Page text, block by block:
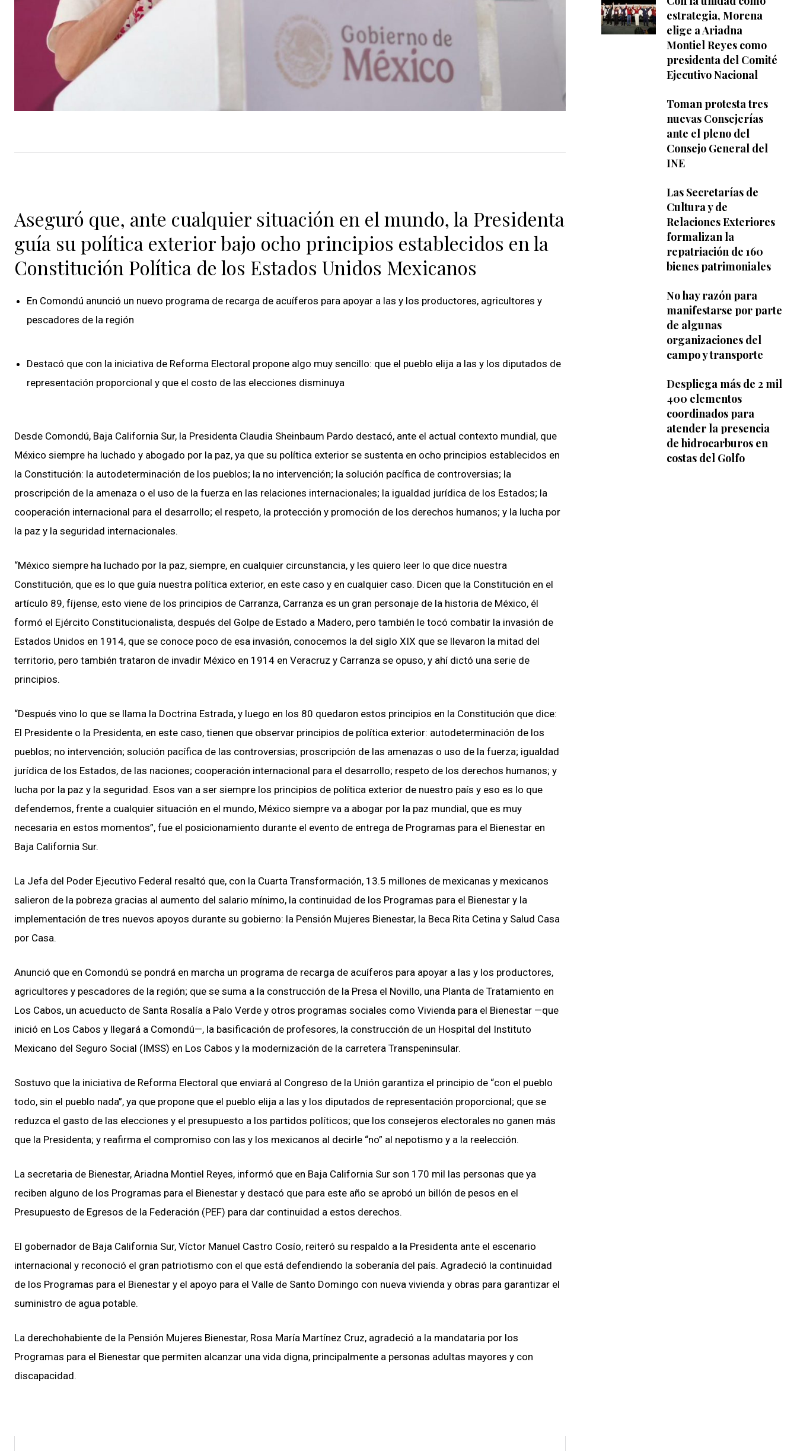
Aseguró que, ante cualquier situación en el mundo, la Presidenta
guía su política exterior bajo ocho principios establecidos en la
Constitución Política de los Estados Unidos Mexicanos
En Comondú anunció un nuevo programa de recarga de acuíferos para apoyar a las y los productores, agricultores y
pescadores de la región
Destacó que con la iniciativa de Reforma Electoral propone algo muy sencillo: que el pueblo elija a las y los diputados de
representación proporcional y que el costo de las elecciones disminuya
Desde Comondú, Baja California Sur, la Presidenta Claudia Sheinbaum Pardo destacó, ante el actual contexto mundial, que
México siempre ha luchado y abogado por la paz, ya que su política exterior se sustenta en ocho principios establecidos en
la Constitución: la autodeterminación de los pueblos; la no intervención; la solución pacífica de controversias; la
proscripción de la amenaza o el uso de la fuerza en las relaciones internacionales; la igualdad jurídica de los Estados; la
cooperación internacional para el desarrollo; el respeto, la protección y promoción de los derechos humanos; y la lucha por
la paz y la seguridad internacionales.
“México siempre ha luchado por la paz, siempre, en cualquier circunstancia, y les quiero leer lo que dice nuestra
Constitución, que es lo que guía nuestra política exterior, en este caso y en cualquier caso. Dicen que la Constitución en el
artículo 89, fíjense, esto viene de los principios de Carranza, Carranza es un gran personaje de la historia de México, él
formó el Ejército Constitucionalista, después del Golpe de Estado a Madero, pero también le tocó combatir la invasión de
Estados Unidos en 1914, que se conoce poco de esa invasión, conocemos la del siglo XIX que se llevaron la mitad del
territorio, pero también trataron de invadir México en 1914 en Veracruz y Carranza se opuso, y ahí dictó una serie de
principios.
“Después vino lo que se llama la Doctrina Estrada, y luego en los 80 quedaron estos principios en la Constitución que dice:
El Presidente o la Presidenta, en este caso, tienen que observar principios de política exterior: autodeterminación de los
pueblos; no intervención; solución pacífica de las controversias; proscripción de las amenazas o uso de la fuerza; igualdad
jurídica de los Estados, de las naciones; cooperación internacional para el desarrollo; respeto de los derechos humanos; y
lucha por la paz y la seguridad. Esos van a ser siempre los principios de política exterior de nuestro país y eso es lo que
defendemos, frente a cualquier situación en el mundo, México siempre va a abogar por la paz mundial, que es muy
necesaria en estos momentos”, fue el posicionamiento durante el evento de entrega de Programas para el Bienestar en
Baja California Sur.
La Jefa del Poder Ejecutivo Federal resaltó que, con la Cuarta Transformación, 13.5 millones de mexicanas y mexicanos
salieron de la pobreza gracias al aumento del salario mínimo, la continuidad de los Programas para el Bienestar y la
implementación de tres nuevos apoyos durante su gobierno: la Pensión Mujeres Bienestar, la Beca Rita Cetina y Salud Casa
por Casa.
Anunció que en Comondú se pondrá en marcha un programa de recarga de acuíferos para apoyar a las y los productores,
agricultores y pescadores de la región; que se suma a la construcción de la Presa el Novillo, una Planta de Tratamiento en
Los Cabos, un acueducto de Santa Rosalía a Palo Verde y otros programas sociales como Vivienda para el Bienestar —que
inició en Los Cabos y llegará a Comondú—, la basificación de profesores, la construcción de un Hospital del Instituto
Mexicano del Seguro Social (IMSS) en Los Cabos y la modernización de la carretera Transpeninsular.
Sostuvo que la iniciativa de Reforma Electoral que enviará al Congreso de la Unión garantiza el principio de “con el pueblo
todo, sin el pueblo nada”, ya que propone que el pueblo elija a las y los diputados de representación proporcional; que se
reduzca el gasto de las elecciones y el presupuesto a los partidos políticos; que los consejeros electorales no ganen más
que la Presidenta; y reafirma el compromiso con las y los mexicanos al decirle “no” al nepotismo y a la reelección.
La secretaria de Bienestar, Ariadna Montiel Reyes, informó que en Baja California Sur son 170 mil las personas que ya
reciben alguno de los Programas para el Bienestar y destacó que para este año se aprobó un billón de pesos en el
Presupuesto de Egresos de la Federación (PEF) para dar continuidad a estos derechos.
El gobernador de Baja California Sur, Víctor Manuel Castro Cosío, reiteró su respaldo a la Presidenta ante el escenario
internacional y reconoció el gran patriotismo con el que está defendiendo la soberanía del país. Agradeció la continuidad
de los Programas para el Bienestar y el apoyo para el Valle de Santo Domingo con nueva vivienda y obras para garantizar el
suministro de agua potable.
La derechohabiente de la Pensión Mujeres Bienestar, Rosa María Martínez Cruz, agradeció a la mandataria por los
Programas para el Bienestar que permiten alcanzar una vida digna, principalmente a personas adultas mayores y con
discapacidad.
estrategia, Morena
elige a Ariadna
Montiel Reyes como
presidenta del Comité
Ejecutivo Nacional
Toman protesta tres
nuevas Consejerías
ante el pleno del
Consejo General del
INE
Las Secretarías de
Cultura y de
Relaciones Exteriores
formalizan la
repatriación de 160
bienes patrimoniales
No hay razón para
manifestarse por parte
de algunas
organizaciones del
campo y transporte
Despliega más de 2 mil
400 elementos
coordinados para
atender la presencia
de hidrocarburos en
costas del Golfo